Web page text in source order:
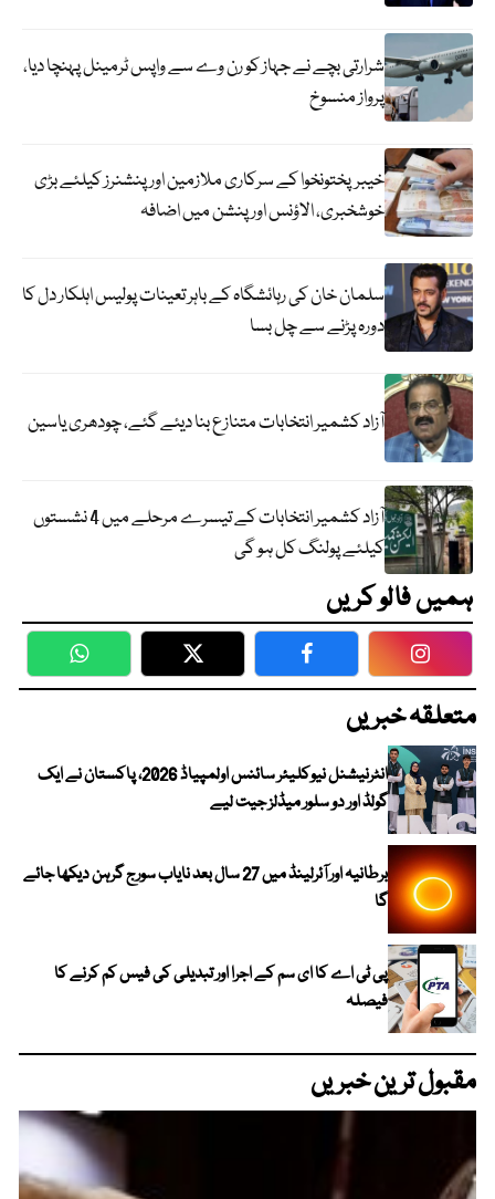
شرارتی بچے نے جہاز کو رن وے سے واپس ٹرمینل پہنچا دیا،
پرواز منسوخ
خیبرپختونخوا کے سرکاری ملازمین اور پنشنرز کیلئے بڑی
خوشخبری، الاؤنس اور پنشن میں اضافہ
سلمان خان کی رہائشگاہ کے باہر تعینات پولیس اہلکار دل کا
دورہ پڑنے سے چل بسا
آزاد کشمیر انتخابات متنازع بنا دیئے گئے، چودھری یاسین
آزاد کشمیر انتخابات کے تیسرے مرحلے میں 4 نشستوں
کیلئے پولنگ کل ہو گی
ہمیں فالو کریں
WhatsApp Twitter Facebook
متعلقہ خبریں
انٹرنیشنل نیوکلیئر سائنس اولمپیاڈ 2026، پاکستان نے ایک
گولڈ اور دو سلور میڈلز جیت لیے
برطانیہ اور آئرلینڈ میں 27 سال بعد نایاب سورج گرہن دیکھا جائے
گا
پی ٹی اے کا ای سم کے اجرا اور تبدیلی کی فیس کم کرنے کا
فیصلہ
مقبول ترین خبریں